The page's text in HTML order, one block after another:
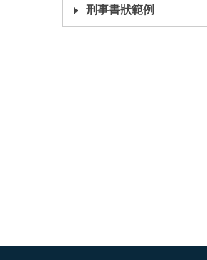
刑事書狀範例